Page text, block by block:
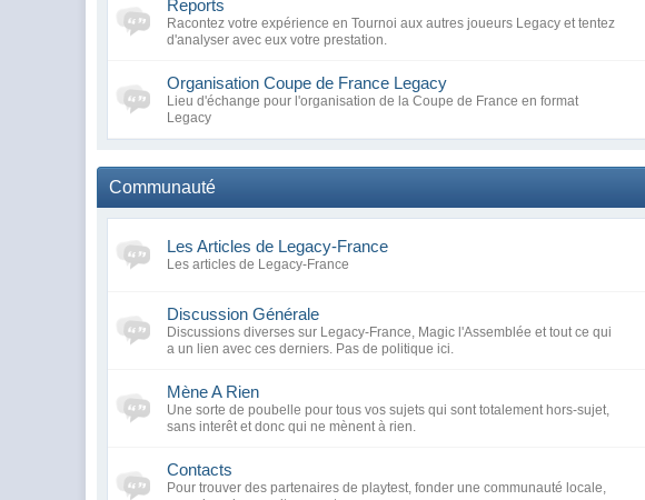
Reports
Racontez votre expérience en Tournoi aux autres joueurs Legacy et tentez
d'analyser avec eux votre prestation.
Organisation Coupe de France Legacy
Lieu d'échange pour l'organisation de la Coupe de France en format
Legacy
Communauté
Les Articles de Legacy-France
Les articles de Legacy-France
Discussion Générale
Discussions diverses sur Legacy-France, Magic l'Assemblée et tout ce qui
a un lien avec ces derniers. Pas de politique ici.
Mène A Rien
Une sorte de poubelle pour tous vos sujets qui sont totalement hors-sujet,
sans interêt et donc qui ne mènent à rien.
Contacts
Pour trouver des partenaires de playtest, fonder une communauté locale,